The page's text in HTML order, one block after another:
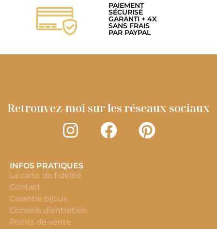
PAIEMENT
SÉCURISÉ
GARANTI + 4X
SANS FRAIS
PAR PAYPAL
Retrouvez-moi sur les réseaux sociaux
INFOS PRATIQUES
La carte de fidélité
Contact
Garantie bijoux
Conseils d’entretien
Points de vente